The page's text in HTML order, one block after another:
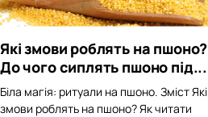
Які змови роблять на пшоно?
До чого сиплять пшоно під...
Біла магія: ритуали на пшоно. Зміст Які
змови роблять на пшоно? Як читати